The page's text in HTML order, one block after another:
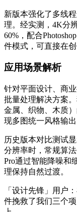
新版本强化了多线
理。经实测，4K分
60%，配合
件模式，可直接在
应用场景解析
针对平面设计、商
批量处理解决方案
金属、织物、木质
现多图统一风格输出
历史版本对比测试
分辨率时，常规算
Pro通过智能降噪和
理保持自然过渡。
「设计先锋」用户
件挽救了我们三个